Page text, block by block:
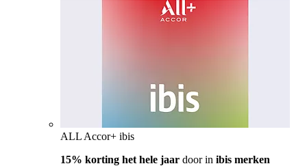
ALL Accor+ ibis
15% korting het hele jaar door in ibis merken